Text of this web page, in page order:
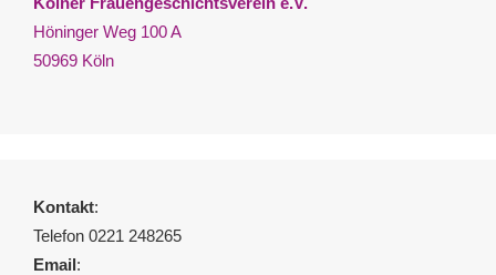
Höninger Weg 100 A
50969 Köln
Kontakt:
Telefon 0221 248265
Email: